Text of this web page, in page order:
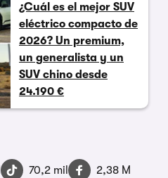
¿Cuál es el mejor SUV
eléctrico compacto de
2026? Un premium,
un generalista y un
SUV chino desde
24.190 €
70,2 mil
2,38 M